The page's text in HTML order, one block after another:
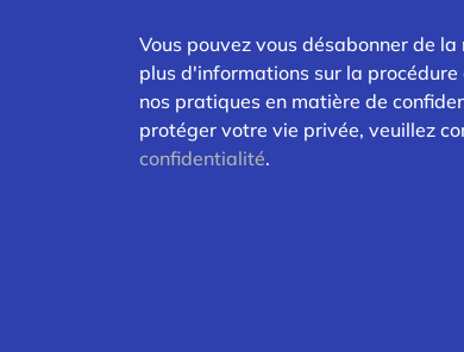
Vous pouvez vous désabonner de
plus d'informations sur la
nos pratiques en matière de
protéger votre vie privée, veuillez
confidentialité.